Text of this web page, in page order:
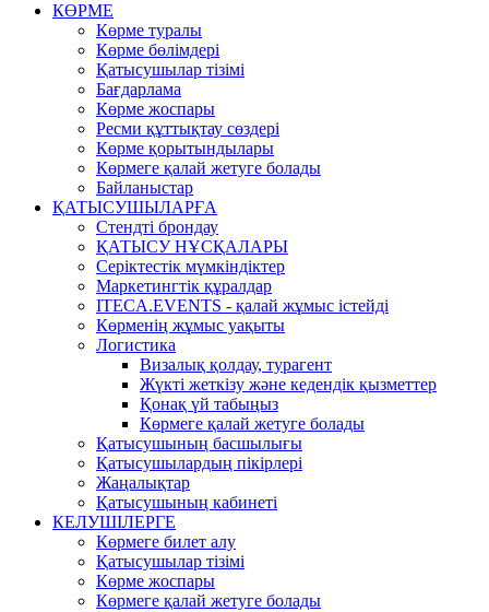
КӨРМЕ
Көрме туралы
Көрме бөлімдері
Қатысушылар тізімі
Бағдарлама
Көрме жоспары
Ресми құттықтау сөздері
Көрме қорытындылары
Көрмеге қалай жетуге болады
Байланыстар
ҚАТЫСУШЫЛАРҒА
Стендті брондау
ҚАТЫСУ НҰСҚАЛАРЫ
Серіктестік мүмкіндіктер
Маркетингтік құралдар
ITECA.EVENTS - қалай жұмыс істейді
Көрменің жұмыс уақыты
Логистика
Визалық қолдау, турагент
Жүкті жеткізу және кедендік қызметтер
Қонақ үй табыңыз
Көрмеге қалай жетуге болады
Қатысушының басшылығы
Қатысушылардың пікірлері
Жаңалықтар
Қатысушының кабинеті
КЕЛУШІЛЕРГЕ
Көрмеге билет алу
Қатысушылар тізімі
Көрме жоспары
Көрмеге қалай жетуге болады